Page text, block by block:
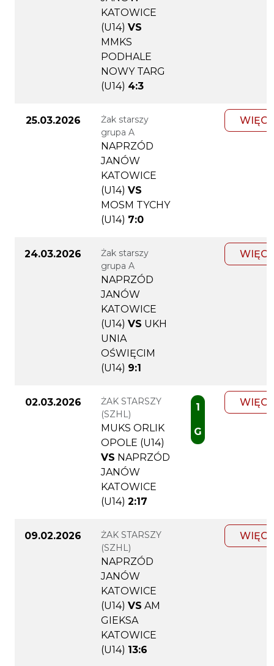
KATOWICE
(U14) VS
MMKS
PODHALE
NOWY TARG
(U14) 4:3
25.03.2026
Żak starszy
grupa A
NAPRZÓD
JANÓW
KATOWICE
(U14) VS
MOSM TYCHY
(U14) 7:0
24.03.2026
Żak starszy
grupa A
NAPRZÓD
JANÓW
KATOWICE
(U14) VS UKH
UNIA
OŚWIĘCIM
(U14) 9:1
02.03.2026
ŻAK STARSZY
(SZHL)
MUKS ORLIK
OPOLE (U14)
VS NAPRZÓD
JANÓW
KATOWICE
(U14) 2:17
1
G
09.02.2026
ŻAK STARSZY
(SZHL)
NAPRZÓD
JANÓW
KATOWICE
(U14) VS AM
GIEKSA
KATOWICE
(U14) 13:6